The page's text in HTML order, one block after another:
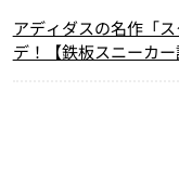
アディダスの名作「
デ！【鉄板スニーカー